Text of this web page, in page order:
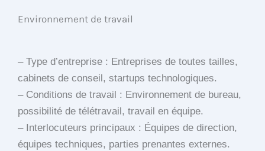
Environnement de travail
– Type d’entreprise : Entreprises de toutes tailles,
cabinets de conseil, startups technologiques.
– Conditions de travail : Environnement de bureau,
possibilité de télétravail, travail en équipe.
– Interlocuteurs principaux : Équipes de direction,
équipes techniques, parties prenantes externes.